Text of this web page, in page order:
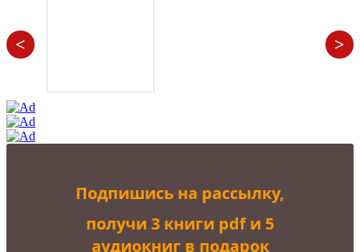
< >
Подпишись на рассылку,
получи 3 книги pdf и 5
аудиокниг в подарок